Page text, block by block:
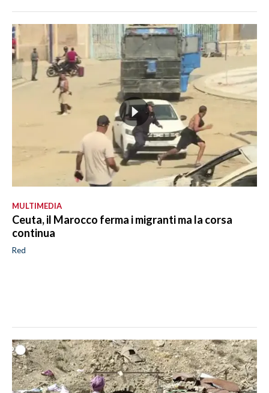
MULTIMEDIA
Ceuta, il Marocco ferma i migranti ma la corsa
continua
Red